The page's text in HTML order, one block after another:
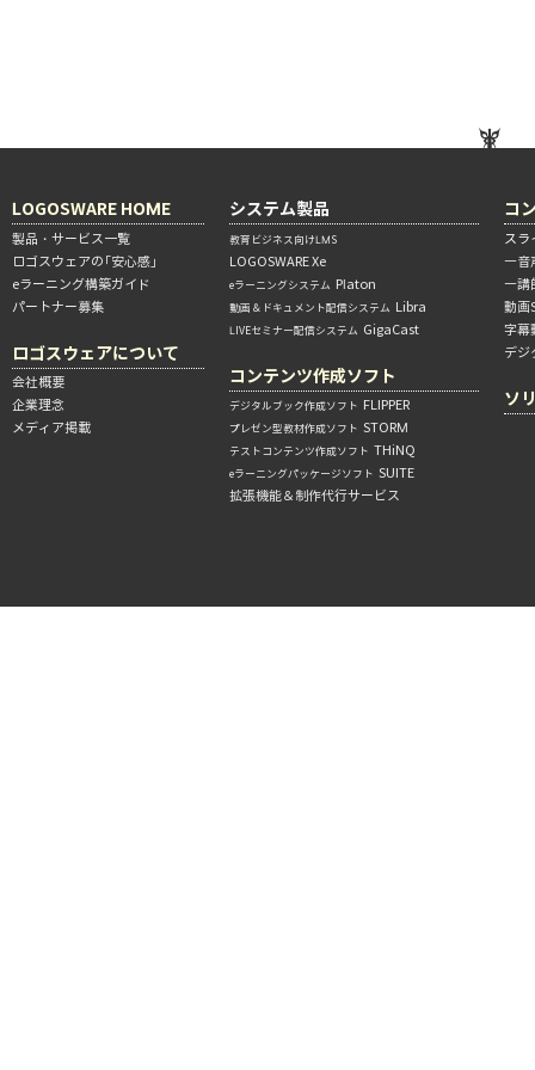
LOGOSWARE HOME
製品・サービス一覧
ロゴスウェアの「安心感」
eラーニング構築ガイド
パートナー募集
ロゴスウェアについて
会社概要
企業理念
メディア掲載
システム製品
教育ビジネス向けLMS
LOGOSWARE Xe
eラーニングシステム Platon
動画＆ドキュメント配信システム Libra
LIVEセミナー配信システム GigaCast
コンテンツ作成ソフト
デジタルブック作成ソフト FLIPPER
プレゼン型教材作成ソフト STORM
テストコンテンツ作成ソフト THiNQ
eラーニングパッケージソフト SUITE
拡張機能＆制作代行サービス
コ
ス
―音
―講
動画
字幕
デジ
ソ